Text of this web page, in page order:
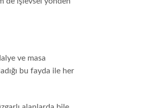
ve masa
bu fayda ile her